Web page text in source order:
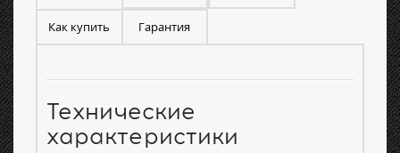
Как купить Гарантия
Технические
характеристики